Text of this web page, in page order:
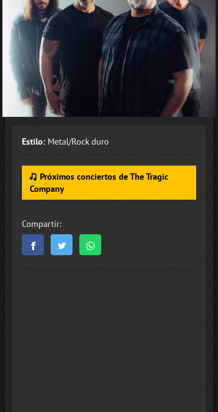
Estilo: Metal/Rock duro
Próximos conciertos de The Tragic
Company
Compartir: